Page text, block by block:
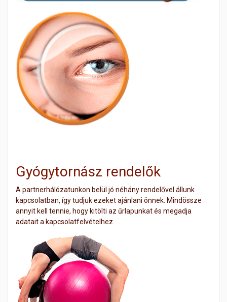
Gyógytornász rendelők
A partnerhálózatunkon belül jó néhány rendelővel állunk
kapcsolatban, így tudjuk ezeket ajánlani önnek. Mindössze
annyit kell tennie, hogy kitölti az űrlapunkat és megadja
adatait a kapcsolatfelvételhez.